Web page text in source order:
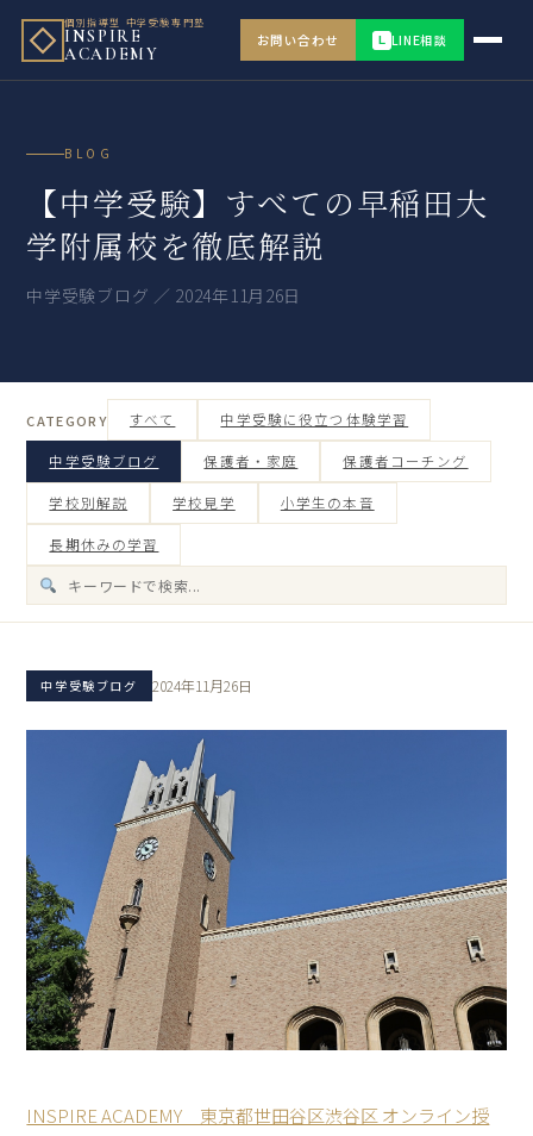
個別指導型 中学受験専門塾
INSPIRE
ACADEMY
お問い合わせ L LINE相談
BLOG
【中学受験】すべての早稲田大
学附属校を徹底解説
中学受験ブログ ／ 2024年11月26日
CATEGORY すべて 中学受験に役立つ体験学習
中学受験ブログ 保護者・家庭 保護者コーチング
学校別解説 学校見学 小学生の本音
長期休みの学習
中学受験ブログ 2024年11月26日
INSPIRE ACADEMY 東京都世田谷区渋谷区 オンライン授